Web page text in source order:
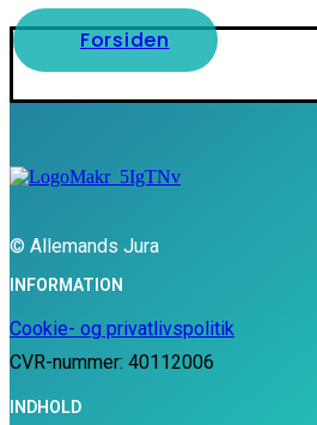
Forsiden
© Allemands Jura
INFORMATION
Cookie- og privatlivspolitik
CVR-nummer: 40112006
INDHOLD